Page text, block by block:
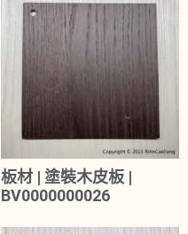
板材 | 塗裝木皮板 |
BV0000000026